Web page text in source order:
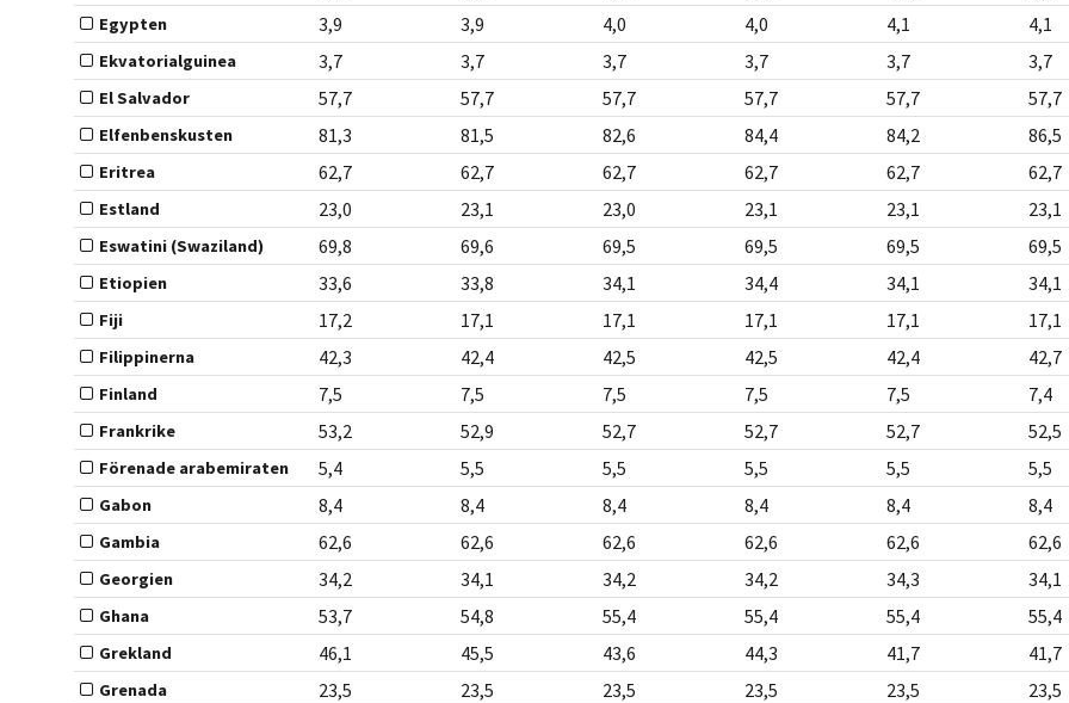
Egypten 3,9 3,9 4,0 4,0 4,1 4,1
Ekvatorialguinea 3,7 3,7 3,7 3,7 3,7 3,7
El Salvador 57,7 57,7 57,7 57,7 57,7 57,7
Elfenbenskusten 81,3 81,5 82,6 84,4 84,2 86,5
Eritrea 62,7 62,7 62,7 62,7 62,7 62,7
Estland 23,0 23,1 23,0 23,1 23,1 23,1
Eswatini (Swaziland) 69,8 69,6 69,5 69,5 69,5 69,5
Etiopien 33,6 33,8 34,1 34,4 34,1 34,1
Fiji 17,2 17,1 17,1 17,1 17,1 17,1
Filippinerna 42,3 42,4 42,5 42,5 42,4 42,7
Finland 7,5 7,5 7,5 7,5 7,5 7,4
Frankrike 53,2 52,9 52,7 52,7 52,7 52,5
Förenade arabemiraten 5,4 5,5 5,5 5,5 5,5 5,5
Gabon 8,4 8,4 8,4 8,4 8,4 8,4
Gambia 62,6 62,6 62,6 62,6 62,6 62,6
Georgien 34,2 34,1 34,2 34,2 34,3 34,1
Ghana 53,7 54,8 55,4 55,4 55,4 55,4
Grekland 46,1 45,5 43,6 44,3 41,7 41,7
Grenada 23,5 23,5 23,5 23,5 23,5 23,5